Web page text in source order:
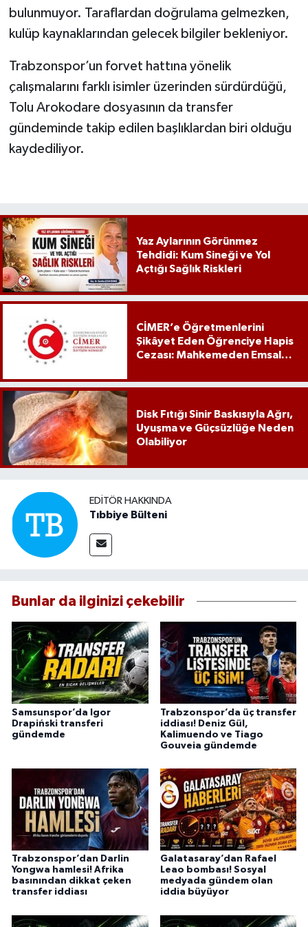
bulunmuyor. Taraflardan doğrulama gelmezken,
kulüp kaynaklarından gelecek bilgiler bekleniyor.
Trabzonspor’un forvet hattına yönelik
çalışmalarını farklı isimler üzerinden sürdürdüğü,
Tolu Arokodare dosyasının da transfer
gündeminde takip edilen başlıklardan biri olduğu
kaydediliyor.
Yaz Aylarının Görünmez
Tehdidi: Kum Sineği ve Yol
Açtığı Sağlık Riskleri
CİMER’e Öğretmenlerini
Şikâyet Eden Öğrenciye Hapis
Cezası: Mahkemeden Emsal
Disk Fıtığı Sinir Baskısıyla Ağrı,
Uyuşma ve Güçsüzlüğe Neden
Olabiliyor
EDITÖR HAKKINDA
Tıbbiye Bülteni
Bunlar da ilginizi çekebilir
Samsunspor’da Igor
Drapiński transferi
gündemde
Trabzonspor’da üç transfer
iddiası! Deniz Gül,
Kalimuendo ve Tiago
Gouveia gündemde
Trabzonspor’dan Darlin
Yongwa hamlesi! Afrika
basınından dikkat çeken
transfer iddiası
Galatasaray’dan Rafael
Leao bombası! Sosyal
medyada gündem olan
iddia büyüyor